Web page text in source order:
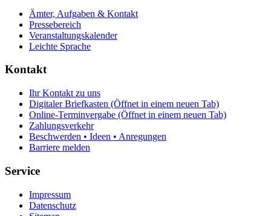
Ämter, Aufgaben & Kontakt
Pressebereich
Veranstaltungskalender
Leichte Sprache
Kontakt
Ihr Kontakt zu uns
Digitaler Briefkasten (Öffnet in einem neuen Tab)
Online-Terminvergabe (Öffnet in einem neuen Tab)
Zahlungsverkehr
Beschwerden • Ideen • Anregungen
Barriere melden
Service
Impressum
Datenschutz